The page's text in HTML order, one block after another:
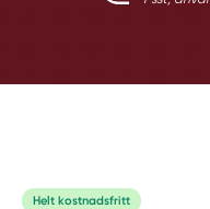
Helt kostnadsfritt